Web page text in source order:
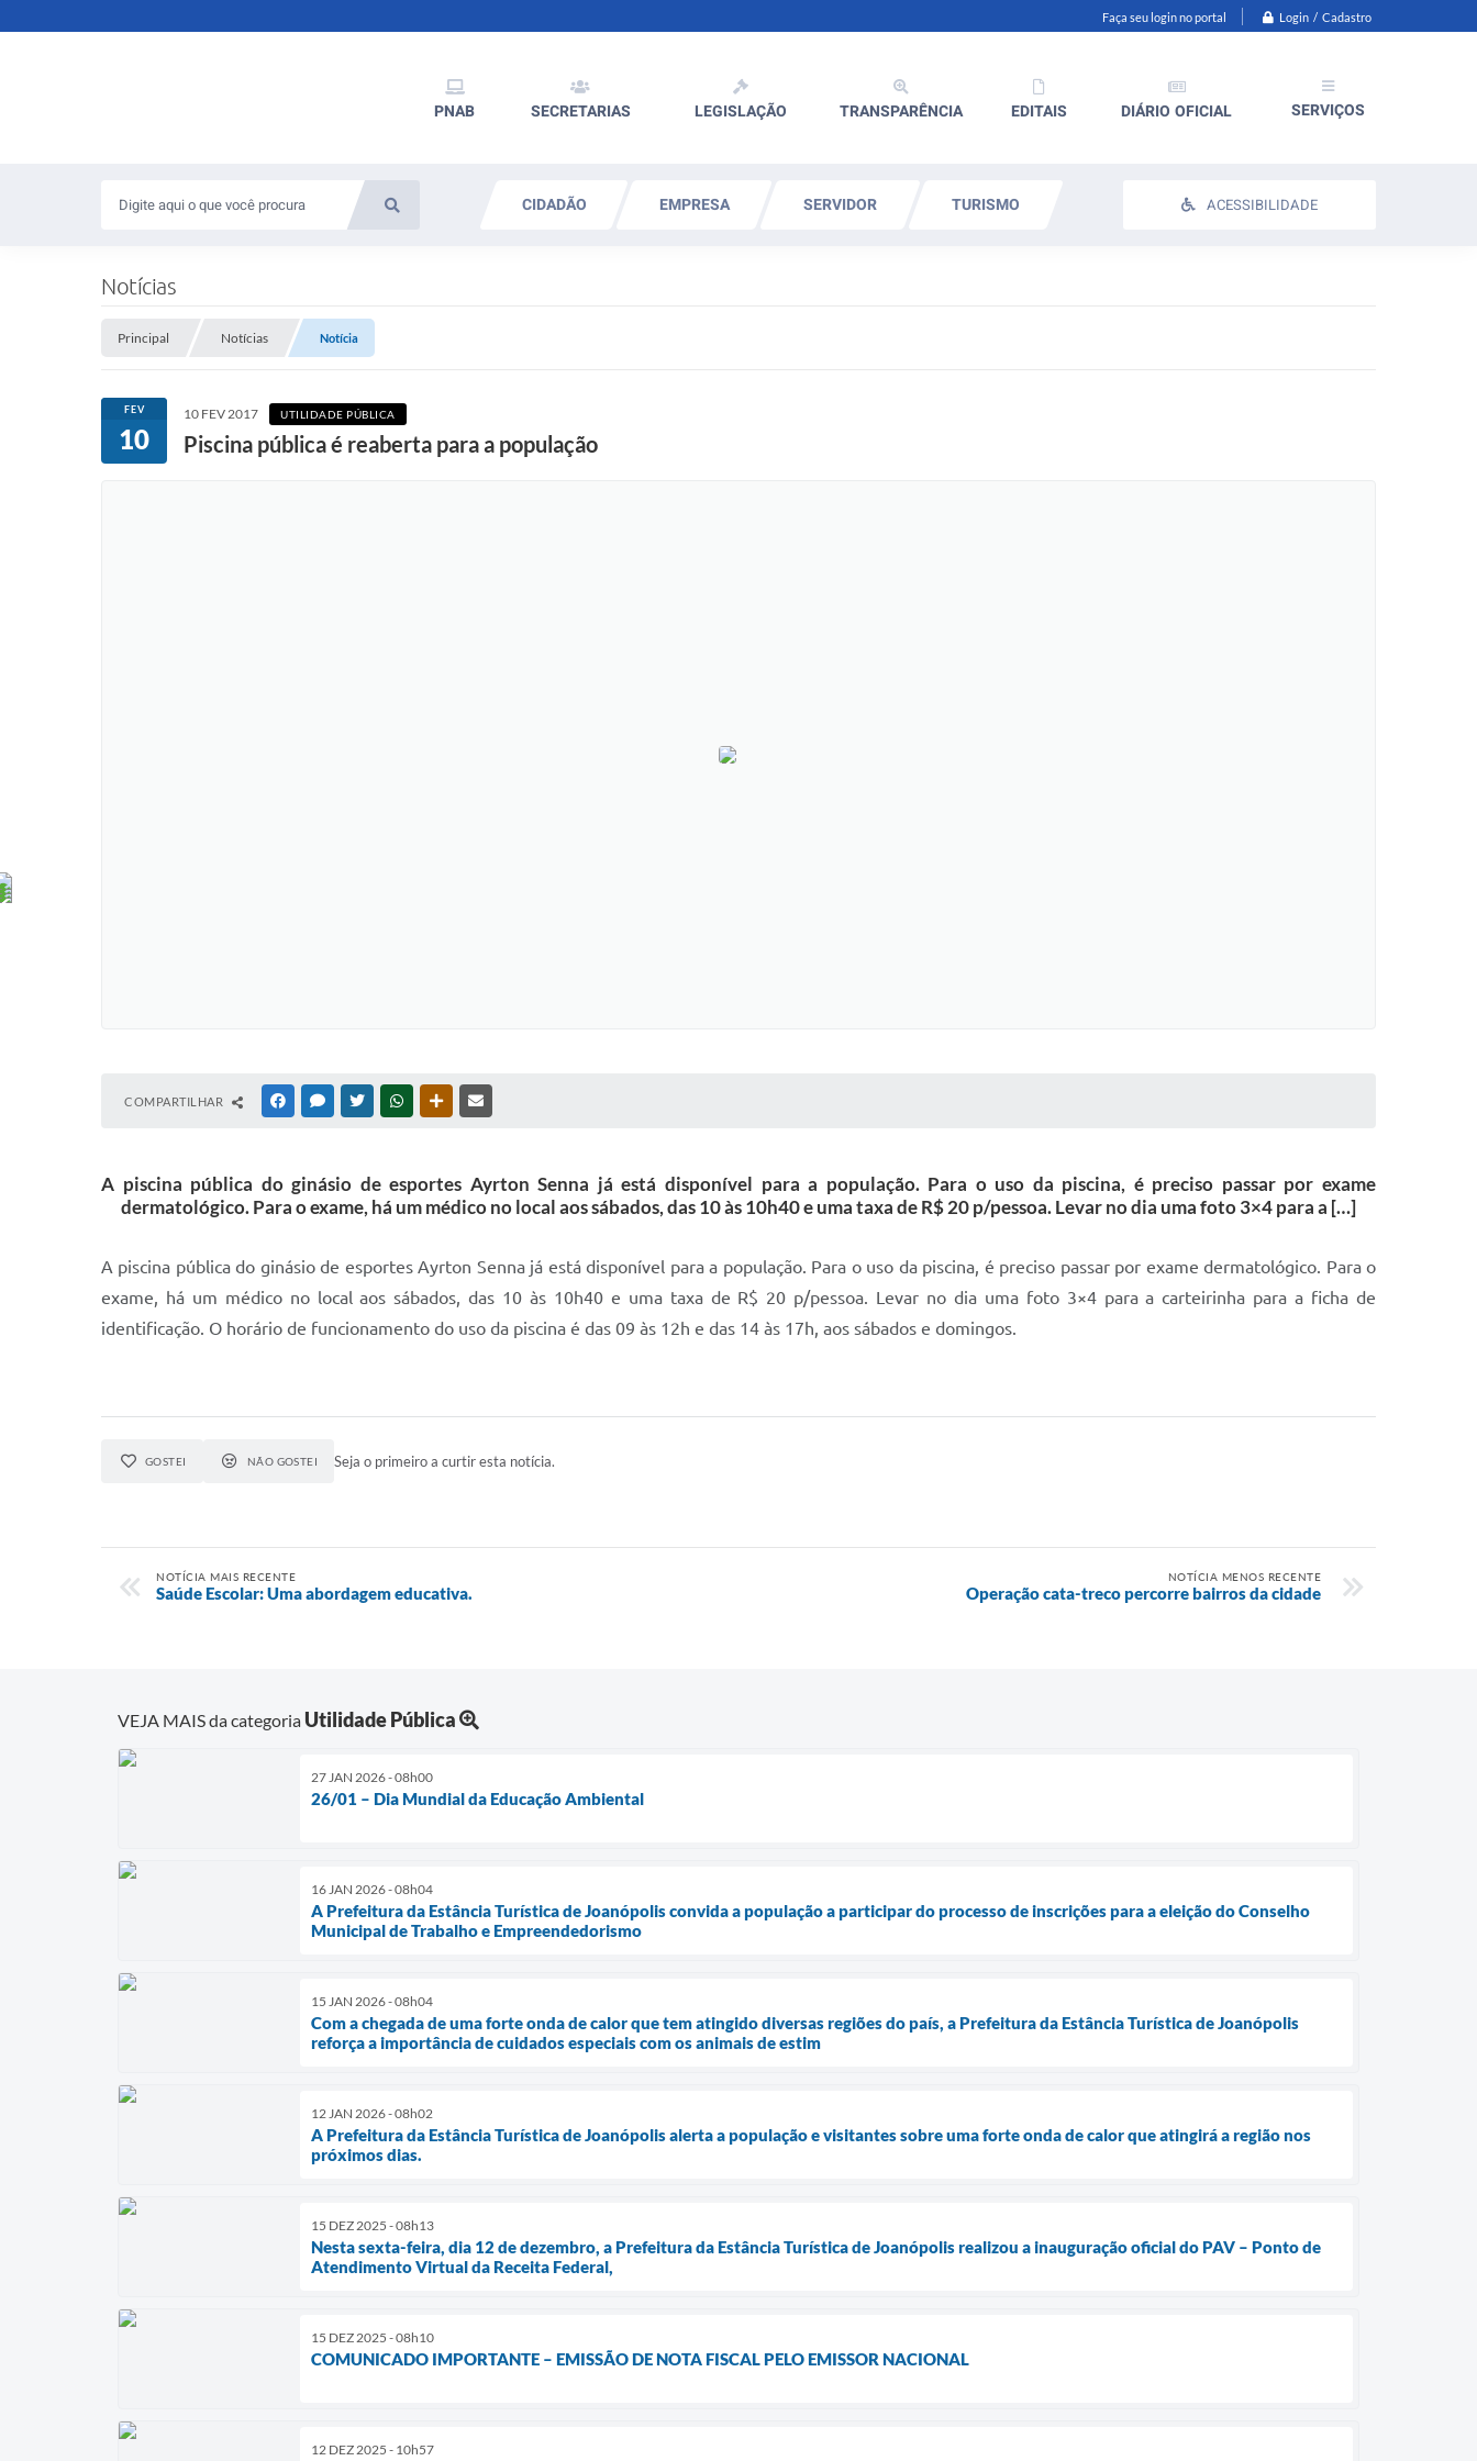
Faça seu login no portal Login / Cadastro
PNAB SECRETARIAS LEGISLAÇÃO TRANSPARÊNCIA EDITAIS DIÁRIO OFICIAL SERVIÇOS
CIDADÃO EMPRESA SERVIDOR TURISMO ACESSIBILIDADE
Notícias
Principal Notícias Notícia
FEV
10
10 FEV 2017 UTILIDADE PÚBLICA
Piscina pública é reaberta para a população
COMPARTILHAR FACEBOOKMESSENGER
TWITTERWHATSAPPOUTRAS MÍDIAS
A piscina pública do ginásio de esportes Ayrton Senna já está disponível para a população. Para o uso da piscina, é preciso passar por exame
dermatológico. Para o exame, há um médico no local aos sábados, das 10 às 10h40 e uma taxa de R$ 20 p/pessoa. Levar no dia uma foto 3×4 para a […]
A piscina pública do ginásio de esportes Ayrton Senna já está disponível para a população. Para o uso da piscina, é preciso passar por exame dermatológico. Para o
exame, há um médico no local aos sábados, das 10 às 10h40 e uma taxa de R$ 20 p/pessoa. Levar no dia uma foto 3×4 para a carteirinha para a ficha de
identificação. O horário de funcionamento do uso da piscina é das 09 às 12h e das 14 às 17h, aos sábados e domingos.
GOSTEI NÃO GOSTEI Seja o primeiro a curtir esta notícia.
NOTÍCIA MAIS RECENTE
Saúde Escolar: Uma abordagem educativa.
NOTÍCIA MENOS RECENTE
Operação cata-treco percorre bairros da cidade
VEJA MAIS da categoria Utilidade Pública
27 JAN 2026 - 08h00
26/01 – Dia Mundial da Educação Ambiental
16 JAN 2026 - 08h04
A Prefeitura da Estância Turística de Joanópolis convida a população a participar do processo de inscrições para a eleição do Conselho
Municipal de Trabalho e Empreendedorismo
15 JAN 2026 - 08h04
Com a chegada de uma forte onda de calor que tem atingido diversas regiões do país, a Prefeitura da Estância Turística de Joanópolis
reforça a importância de cuidados especiais com os animais de estim
12 JAN 2026 - 08h02
A Prefeitura da Estância Turística de Joanópolis alerta a população e visitantes sobre uma forte onda de calor que atingirá a região nos
próximos dias.
15 DEZ 2025 - 08h13
Nesta sexta-feira, dia 12 de dezembro, a Prefeitura da Estância Turística de Joanópolis realizou a inauguração oficial do PAV – Ponto de
Atendimento Virtual da Receita Federal,
15 DEZ 2025 - 08h10
COMUNICADO IMPORTANTE – EMISSÃO DE NOTA FISCAL PELO EMISSOR NACIONAL
12 DEZ 2025 - 10h57